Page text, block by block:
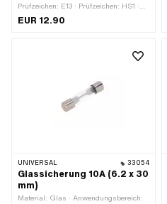
Prüfzeichen: E13 · Prüfzeichen: HS1 ·
Spannung: 12 V · Farbe: weiss ·
Sockel: 43 mm · Ø Lampenkopf: 16
EUR 12.90
UNIVERSAL 33054
Glassicherung 10A (6.2 x 30
mm)
Material: Glas · Anwendungsbereich: